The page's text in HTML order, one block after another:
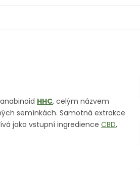
HHC, celým názvem
semínkách. Samotná extrakce
jako vstupní ingredience CBD,